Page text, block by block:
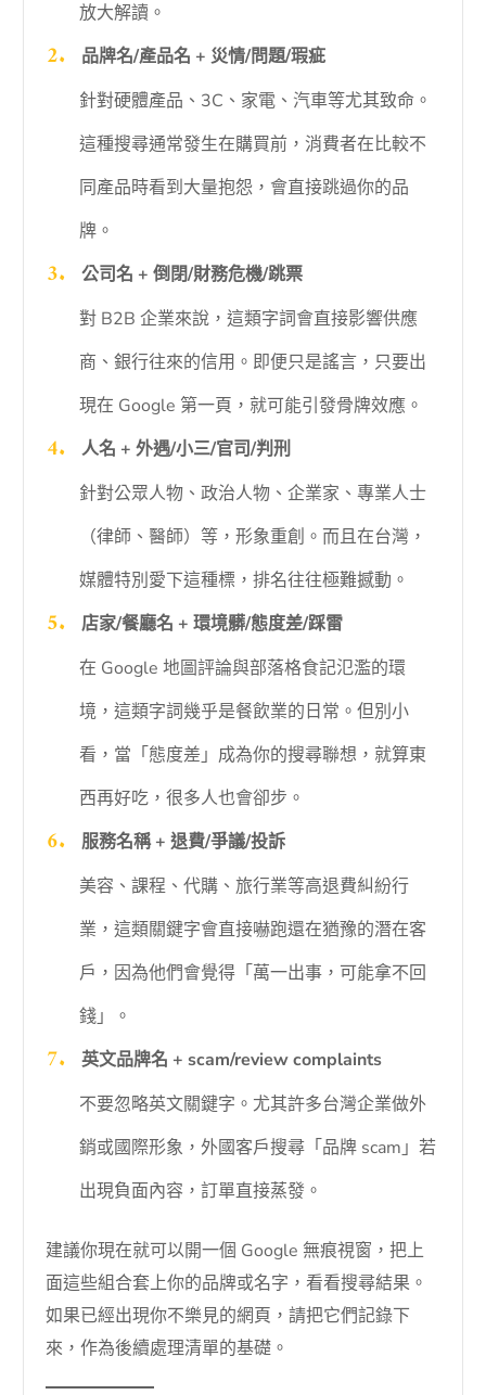
放大解讀。
品牌名/產品名 + 災情/問題/瑕疵
針對硬體產品、3C、家電、汽車等尤其致命。
這種搜尋通常發生在購買前，消費者在比較不
同產品時看到大量抱怨，會直接跳過你的品
牌。
公司名 + 倒閉/財務危機/跳票
對 B2B 企業來說，這類字詞會直接影響供應
商、銀行往來的信用。即便只是謠言，只要出
現在 Google 第一頁，就可能引發骨牌效應。
人名 + 外遇/小三/官司/判刑
針對公眾人物、政治人物、企業家、專業人士
（律師、醫師）等，形象重創。而且在台灣，
媒體特別愛下這種標，排名往往極難撼動。
店家/餐廳名 + 環境髒/態度差/踩雷
在 Google 地圖評論與部落格食記氾濫的環
境，這類字詞幾乎是餐飲業的日常。但別小
看，當「態度差」成為你的搜尋聯想，就算東
西再好吃，很多人也會卻步。
服務名稱 + 退費/爭議/投訴
美容、課程、代購、旅行業等高退費糾紛行
業，這類關鍵字會直接嚇跑還在猶豫的潛在客
戶，因為他們會覺得「萬一出事，可能拿不回
錢」。
英文品牌名 + scam/review complaints
不要忽略英文關鍵字。尤其許多台灣企業做外
銷或國際形象，外國客戶搜尋「品牌 scam」若
出現負面內容，訂單直接蒸發。
建議你現在就可以開一個 Google 無痕視窗，把上
面這些組合套上你的品牌或名字，看看搜尋結果。
如果已經出現你不樂見的網頁，請把它們記錄下
來，作為後續處理清單的基礎。